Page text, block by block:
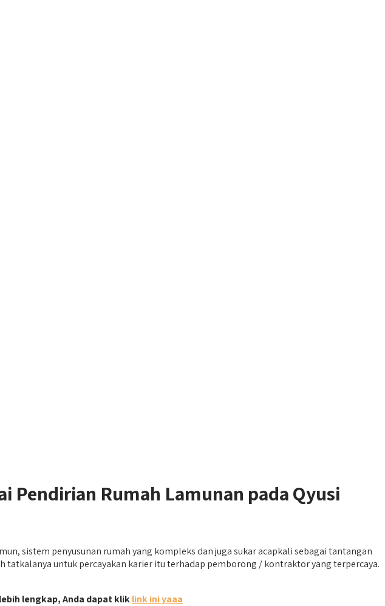
Pendirian Rumah Lamunan pada Qyusi
sistem penyusunan rumah yang kompleks dan juga sukar acapkali sebagai tantangan
untuk percayakan karier itu terhadap pemborong / kontraktor yang terpercaya.
lengkap, Anda dapat kliklink ini yaaa